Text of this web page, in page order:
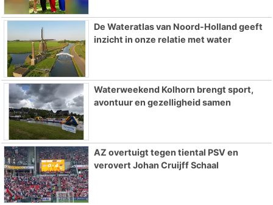
De Wateratlas van Noord-Holland geeft
inzicht in onze relatie met water
Waterweekend Kolhorn brengt sport,
avontuur en gezelligheid samen
AZ overtuigt tegen tiental PSV en
verovert Johan Cruijff Schaal